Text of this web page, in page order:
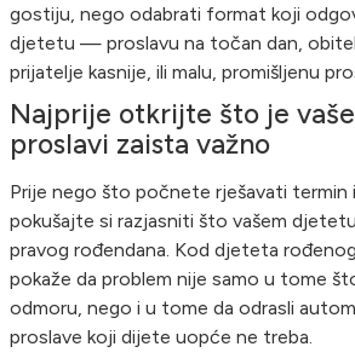
gostiju, nego odabrati format koji
djetetu — proslavu na točan dan,
prijatelje kasnije, ili malu, promišljenu
Najprije otkrijte što je
proslavi zaista važno
Prije nego što počnete rješavati termin
pokušajte si razjasniti što vašem
pravog rođendana. Kod djeteta
pokaže da problem nije samo u tome
odmoru, nego i u tome da odrasli
proslave koji dijete uopće ne treba.